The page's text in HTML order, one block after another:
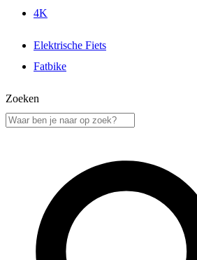
4K
Elektrische Fiets
Fatbike
Zoeken